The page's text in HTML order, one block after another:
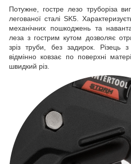
Потужне, гостре лезо труборіза
легованої сталі SK5.
механічних пошкоджень та
леза з гострим кутом дозволяє
зріз труби, без задирок. Різець
відмінно ковзає по поверхні
швидкий різ.